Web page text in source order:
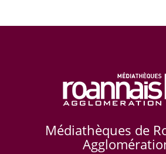
Médiathèques de